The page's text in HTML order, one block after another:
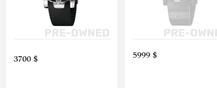
3700 $ 5999 $